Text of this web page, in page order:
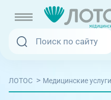
Услуги и цены
Записаться онлайн
Вызвать скорую
ЛОТОС > Медицинские услуги